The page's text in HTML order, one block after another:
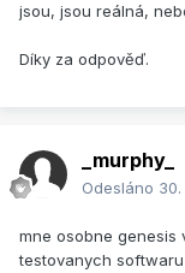
jsou, jsou reálná,
Díky za odpověď.
_murphy_
Odesláno
mne osobne genesis
testovanych